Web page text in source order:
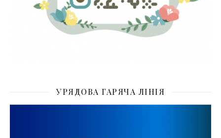
УРЯДОВА ГАРЯЧА ЛІНІЯ